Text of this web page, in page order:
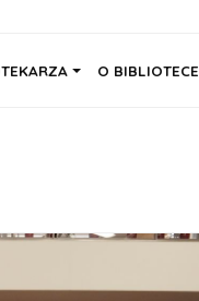
O BIBLIOTECE